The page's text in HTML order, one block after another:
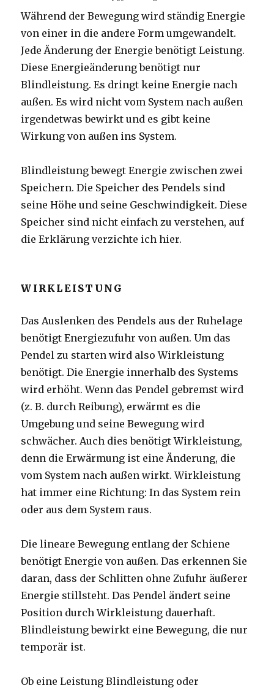
Während der Bewegung wird ständig Energie
von einer in die andere Form umgewandelt.
Jede Änderung der Energie benötigt Leistung.
Diese Energieänderung benötigt nur
Blindleistung. Es dringt keine Energie nach
außen. Es wird nicht vom System nach außen
irgendetwas bewirkt und es gibt keine
Wirkung von außen ins System.
Blindleistung bewegt Energie zwischen zwei
Speichern. Die Speicher des Pendels sind
seine Höhe und seine Geschwindigkeit. Diese
Speicher sind nicht einfach zu verstehen, auf
die Erklärung verzichte ich hier.
WIRKLEISTUNG
Das Auslenken des Pendels aus der Ruhelage
benötigt Energiezufuhr von außen. Um das
Pendel zu starten wird also Wirkleistung
benötigt. Die Energie innerhalb des Systems
wird erhöht. Wenn das Pendel gebremst wird
(z. B. durch Reibung), erwärmt es die
Umgebung und seine Bewegung wird
schwächer. Auch dies benötigt Wirkleistung,
denn die Erwärmung ist eine Änderung, die
vom System nach außen wirkt. Wirkleistung
hat immer eine Richtung: In das System rein
oder aus dem System raus.
Die lineare Bewegung entlang der Schiene
benötigt Energie von außen. Das erkennen Sie
daran, dass der Schlitten ohne Zufuhr äußerer
Energie stillsteht. Das Pendel ändert seine
Position durch Wirkleistung dauerhaft.
Blindleistung bewirkt eine Bewegung, die nur
temporär ist.
Ob eine Leistung Blindleistung oder